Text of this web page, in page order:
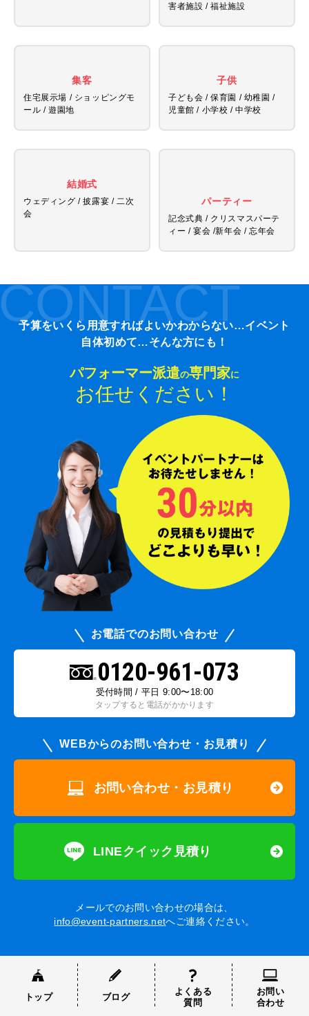
害者施設 / 福祉施設
集客
住宅展示場 / ショッピングモ
ール / 遊園地
子供
子ども会 / 保育園 / 幼稚園 /
児童館 / 小学校 / 中学校
結婚式
ウェディング / 披露宴 / 二次
会
パーティー
記念式典 / クリスマスパーテ
ィー / 宴会 /新年会 / 忘年会
予算をいくら用意すればよいかわからない…イベント
自体初めて…そんな方にも！
パフォーマー派遣の専門家に
お任せください！
お電話でのお問い合わせ
0120-961-073
受付時間 / 平日 9:00〜18:00
タップすると電話がかかります
WEBからのお問い合わせ・お見積り
お問い合わせ・お見積り
LINEクイック見積り
メールでのお問い合わせの場合は、
info@event-partners.netへご連絡ください。
トップ ブログ
よくある
質問
お問い
合わせ